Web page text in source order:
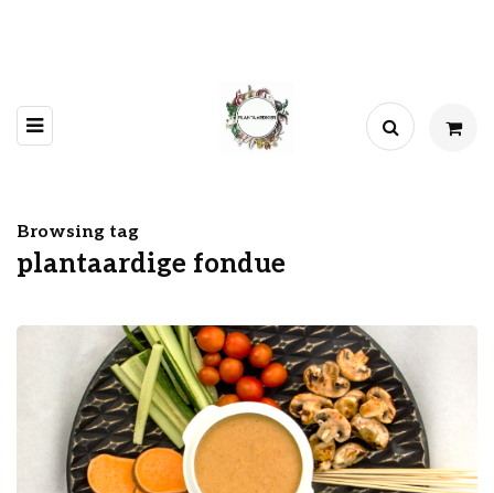
Browsing tag
plantaardige fondue